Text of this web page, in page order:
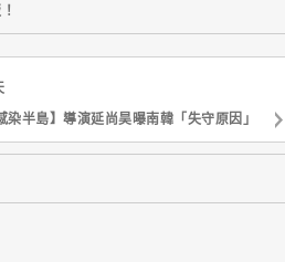
半島】導演延尚昊曝南韓「失守原因」